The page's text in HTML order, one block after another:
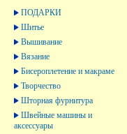
ПОДАРКИ
Шитье
Вышивание
Вязание
Бисероплетение и макраме
Творчество
Шторная фурнитура
Швейные машины и
аксессуары